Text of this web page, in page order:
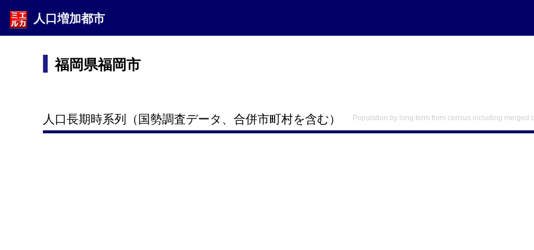
人口増加都市
福岡県福岡市
人口長期時系列（国勢調査データ、合併市町村を含む） Population by long term from census including merged